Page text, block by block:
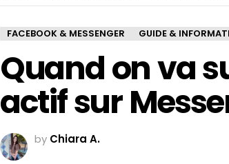
FACEBOOK & MESSENGER GUIDE &
Quand on va
actif sur
by Chiara A.